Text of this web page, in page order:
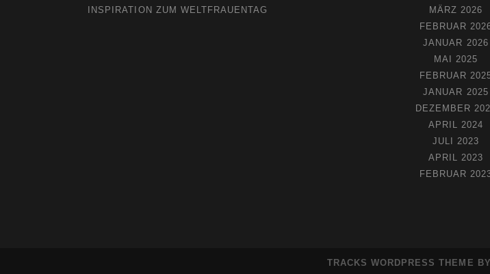
INSPIRATION ZUM WELTFRAUENTAG
MÄRZ 2026
FEBRUAR
JANUAR 2026
MAI 2025
FEBRUAR
JANUAR 2025
DEZEMBER
APRIL 2024
JULI 2023
APRIL 2023
FEBRUAR
TRACKS WORDPRESS THEME